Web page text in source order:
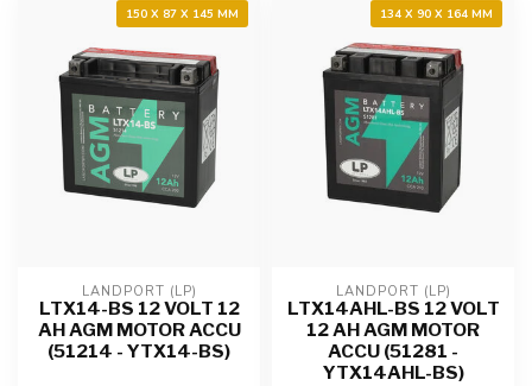
150 X 87 X 145 MM
LANDPORT (LP)
LTX14-BS 12 VOLT 12
AH AGM MOTOR ACCU
(51214 - YTX14-BS)
134 X 90 X 164 MM
LANDPORT (LP)
LTX14AHL-BS 12 VOLT
12 AH AGM MOTOR
ACCU (51281 -
YTX14AHL-BS)